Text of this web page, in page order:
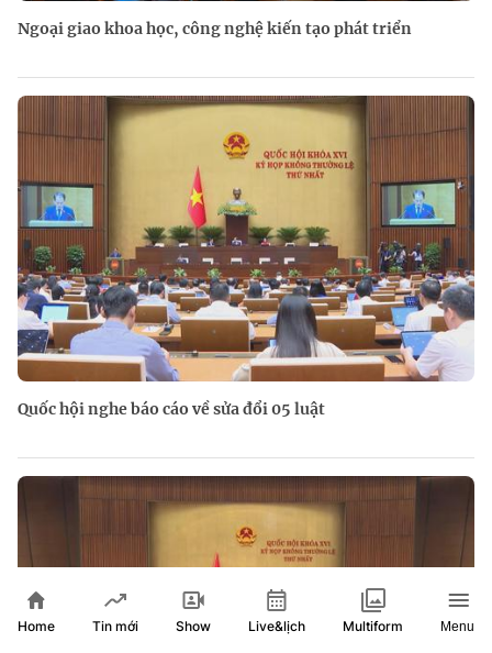
Ngoại giao khoa học, công nghệ kiến tạo phát triển
Quốc hội nghe báo cáo về sửa đổi 05 luật
Home Tin mới Show Live&lịch Multiform Menu